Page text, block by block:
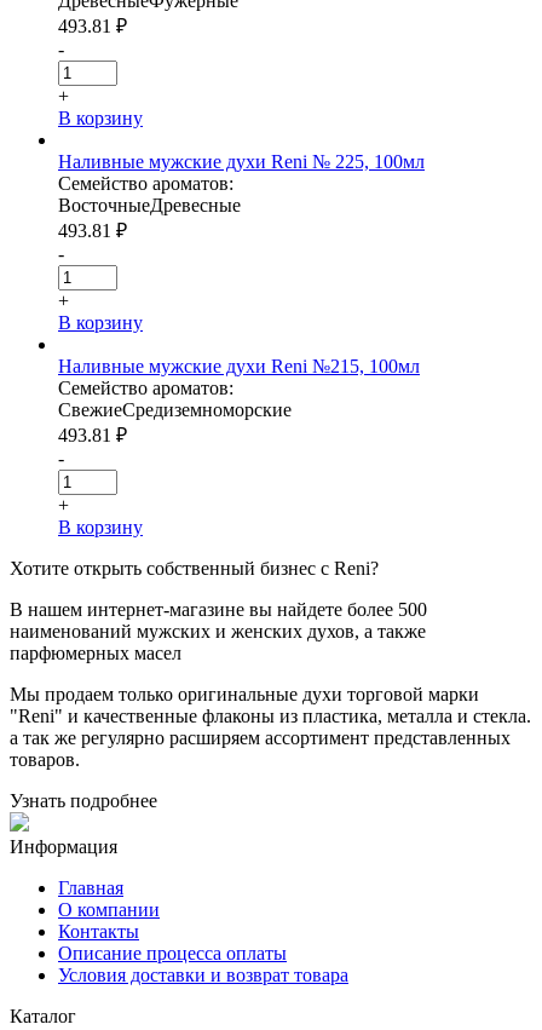
493.81 ₽
-
+
В корзину
Наливные мужские духи Reni № 225, 100мл
Семейство ароматов:
ВосточныеДревесные
493.81 ₽
-
+
В корзину
Наливные мужские духи Reni №215, 100мл
Семейство ароматов:
СвежиеСредиземноморские
493.81 ₽
-
+
В корзину
Хотите открыть собственный бизнес с Reni?
В нашем интернет-магазине вы найдете более 500
наименований мужских и женских духов, а также
парфюмерных масел
Мы продаем только оригинальные духи торговой марки
"Reni" и качественные флаконы из пластика, металла и стекла.
а так же регулярно расширяем ассортимент представленных
товаров.
Узнать подробнее
Информация
Главная
О компании
Контакты
Описание процесса оплаты
Условия доставки и возврат товара
Каталог